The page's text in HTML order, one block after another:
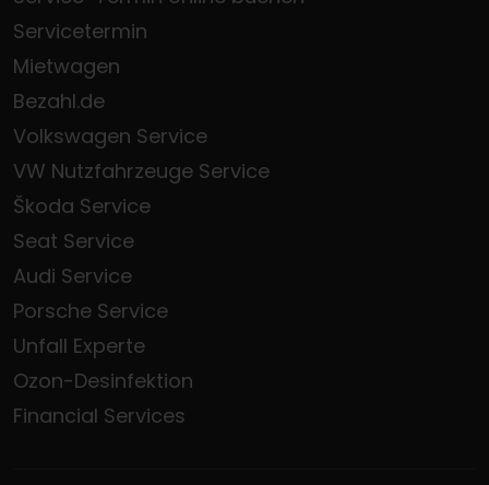
Servicetermin
Mietwagen
Bezahl.de
Volkswagen Service
VW Nutzfahrzeuge Service
Škoda Service
Seat Service
Audi Service
Porsche Service
Unfall Experte
Ozon-Desinfektion
Financial Services